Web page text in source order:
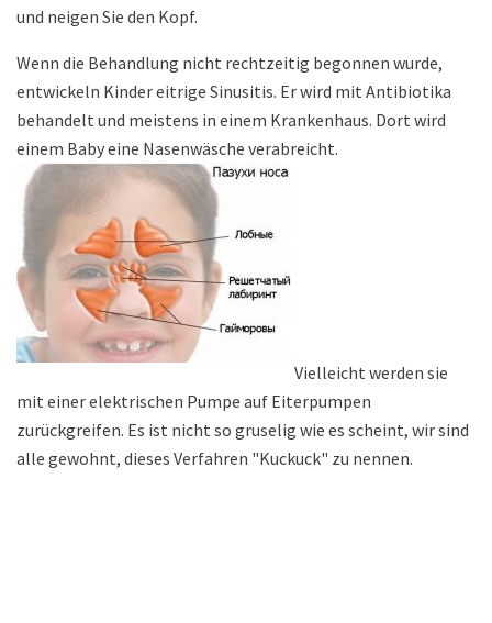
und neigen Sie den Kopf.
Wenn die Behandlung nicht rechtzeitig begonnen wurde,
entwickeln Kinder eitrige Sinusitis. Er wird mit Antibiotika
behandelt und meistens in einem Krankenhaus. Dort wird
einem Baby eine Nasenwäsche verabreicht.
Vielleicht werden sie
mit einer elektrischen Pumpe auf Eiterpumpen
zurückgreifen. Es ist nicht so gruselig wie es scheint, wir sind
alle gewohnt, dieses Verfahren "Kuckuck" zu nennen.